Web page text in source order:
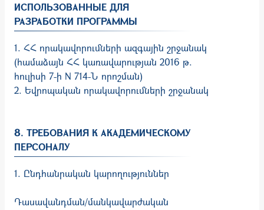
ИСПОЛЬЗОВАННЫЕ ДЛЯ
РАЗРАБОТКИ ПРОГРАММЫ
1. ՀՀ որակավորումների ազգային շրջանակ
(համաձայն ՀՀ կառավարության 2016 թ.
հուլիսի 7-ի N 714-Ն որոշման)
2. Եվրոպական որակավորումների շրջանակ
8. ТРЕБОВАНИЯ К АКАДЕМИЧЕСКОМУ
ПЕРСОНАЛУ
1. Ընդհանրական կարողություններ
Դասավանդման/մանկավարժական